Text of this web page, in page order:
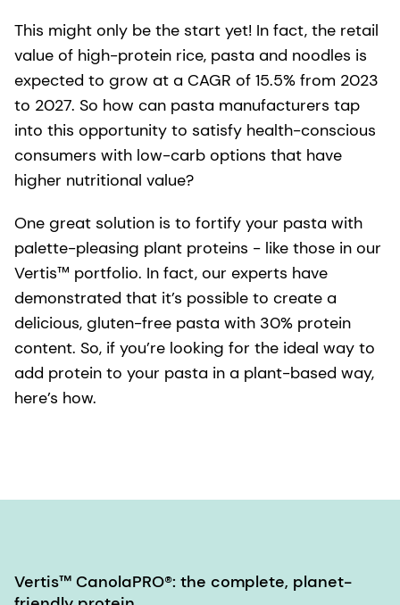
This might only be the start yet! In fact, the retail
value of high-protein rice, pasta and noodles is
expected to grow at a CAGR of 15.5% from 2023
to 2027. So how can pasta manufacturers tap
into this opportunity to satisfy health-conscious
consumers with low-carb options that have
higher nutritional value?
One great solution is to fortify your pasta with
palette-pleasing plant proteins - like those in our
Vertis™ portfolio. In fact, our experts have
demonstrated that it’s possible to create a
delicious, gluten-free pasta with 30% protein
content. So, if you’re looking for the ideal way to
add protein to your pasta in a plant-based way,
here’s how.
Vertis™ CanolaPRO®: the complete, planet-